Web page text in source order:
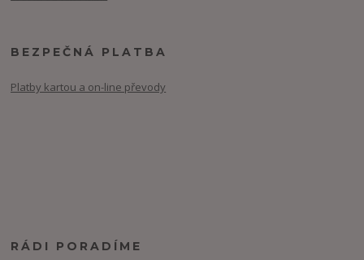
BEZPEČNÁ PLATBA
Platby kartou a on-line převody
RÁDI PORADÍME